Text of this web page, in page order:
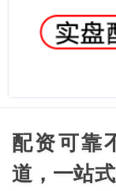
配资可靠
道，一站